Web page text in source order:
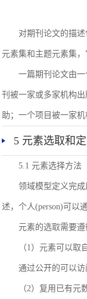
对期刊论文的描
元素集和主题元素集
一篇期刊论文由
刊被一家或多家机构
助；一个项目被一家
5 元素选取和
5.1 元素选择方法
领域模型定义完
述，个人(person)可以
元素的选取需要
（1）元素可以取
通过公开的可以
（2）复用已有元